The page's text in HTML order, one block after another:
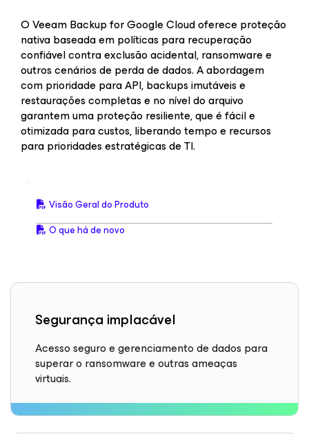
O Veeam Backup for Google Cloud oferece proteção
nativa baseada em políticas para recuperação
confiável contra exclusão acidental, ransomware e
outros cenários de perda de dados. A abordagem
com prioridade para API, backups imutáveis e
restaurações completas e no nível do arquivo
garantem uma proteção resiliente, que é fácil e
otimizada para custos, liberando tempo e recursos
para prioridades estratégicas de TI.
Visão Geral do Produto
O que há de novo
Segurança implacável
Acesso seguro e gerenciamento de dados para
superar o ransomware e outras ameaças
virtuais.